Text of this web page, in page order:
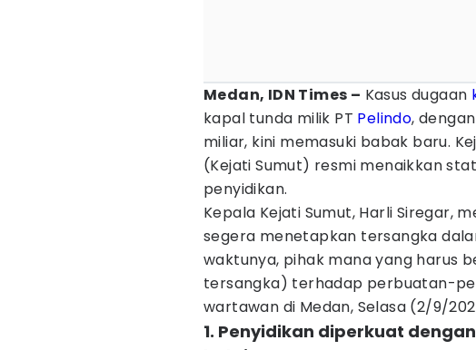
Medan, IDN Times – Kasus dugaan
kapal tunda milik PT Pelindo,
miliar, kini memasuki babak baru.
(Kejati Sumut) resmi menaikkan
penyidikan.
Kepala Kejati Sumut, Harli Siregar,
segera menetapkan tersangka
waktunya, pihak mana yang harus
tersangka) terhadap perbuatan-
wartawan di Medan, Selasa (2/9/
1. Penyidikan diperkuat